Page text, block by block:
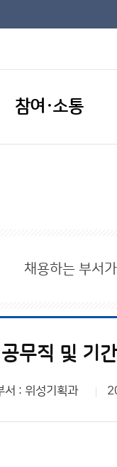
참여·소통
채용하는 부서
무직 및 기
서 : 위성기획과